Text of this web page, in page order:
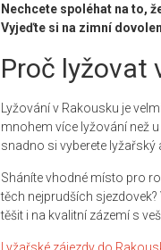
Nechcete spoléhat na to,
Vyjeďte si na zimní
Proč lyžovat
Lyžování v Rakousku je
mnohem více lyžování než
snadno si vyberete lyžařský
Sháníte vhodné místo pro
těch nejprudších
těšit i na kvalitní zázemí s